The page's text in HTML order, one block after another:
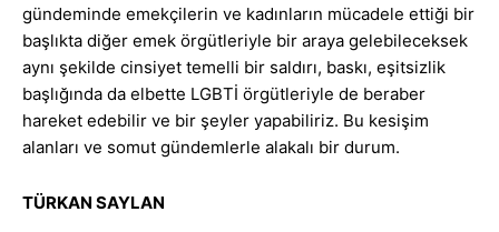
gündeminde emekçilerin ve kadınların mücadele ettiği bir
başlıkta diğer emek örgütleriyle bir araya gelebileceksek
aynı şekilde cinsiyet temelli bir saldırı, baskı, eşitsizlik
başlığında da elbette LGBTİ örgütleriyle de beraber
hareket edebilir ve bir şeyler yapabiliriz. Bu kesişim
alanları ve somut gündemlerle alakalı bir durum.
TÜRKAN SAYLAN